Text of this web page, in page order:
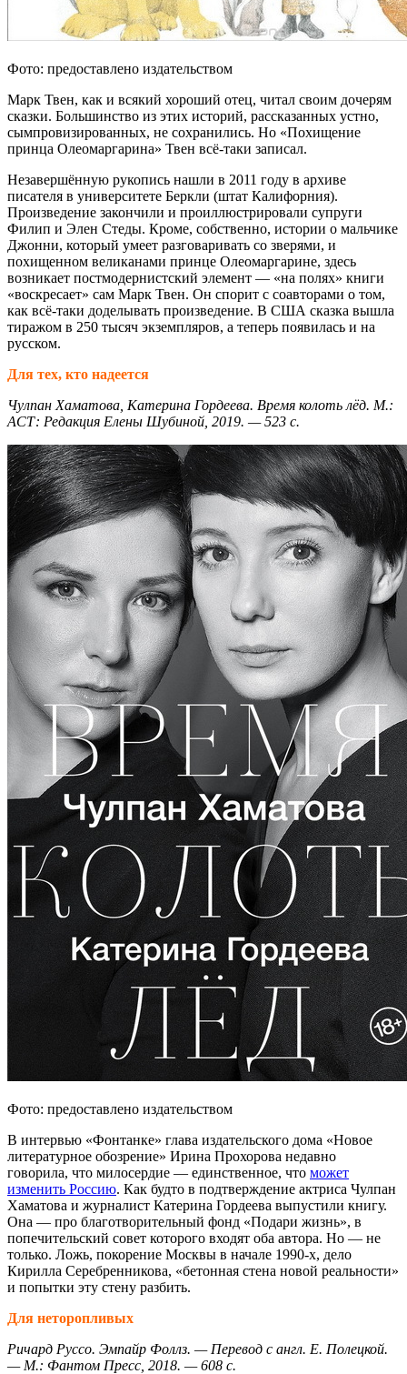
Фото: предоставлено издательством
Марк Твен, как и всякий хороший отец, читал своим дочерям
сказки. Большинство из этих историй, рассказанных устно,
сымпровизированных, не сохранились. Но «Похищение
принца Олеомаргарина» Твен всё-таки записал.
Незавершённую рукопись нашли в 2011 году в архиве
писателя в университете Беркли (штат Калифорния).
Произведение закончили и проиллюстрировали супруги
Филип и Элен Стеды. Кроме, собственно, истории о мальчике
Джонни, который умеет разговаривать со зверями, и
похищенном великанами принце Олеомаргарине, здесь
возникает постмодернистский элемент — «на полях» книги
«воскресает» сам Марк Твен. Он спорит с соавторами о том,
как всё-таки доделывать произведение. В США сказка вышла
тиражом в 250 тысяч экземпляров, а теперь появилась и на
русском.
Для тех, кто надеется
Чулпан Хаматова, Катерина Гордеева. Время колоть лёд. М.:
АСТ: Редакция Елены Шубиной, 2019. — 523 с.
Фото: предоставлено издательством
В интервью «Фонтанке» глава издательского дома «Новое
литературное обозрение» Ирина Прохорова недавно
говорила, что милосердие — единственное, что может
изменить Россию. Как будто в подтверждение актриса Чулпан
Хаматова и журналист Катерина Гордеева выпустили книгу.
Она — про благотворительный фонд «Подари жизнь», в
попечительский совет которого входят оба автора. Но — не
только. Ложь, покорение Москвы в начале 1990-х, дело
Кирилла Серебренникова, «бетонная стена новой реальности»
и попытки эту стену разбить.
Для неторопливых
Ричард Руссо. Эмпайр Фоллз. — Перевод с англ. Е. Полецкой.
— М.: Фантом Пресс, 2018. — 608 с.